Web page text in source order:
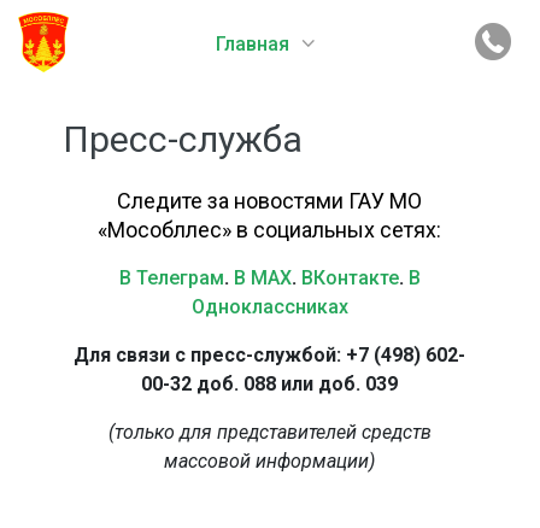
Главная
Пресс-служба
Следите за новостями ГАУ МО
«Мособллес» в социальных сетях:
В Телеграм. В MAX. ВКонтакте. В
Одноклассниках
Для связи с пресс-службой: +7 (498) 602-
00-32 доб. 088 или доб. 039
(только для представителей средств
массовой информации)